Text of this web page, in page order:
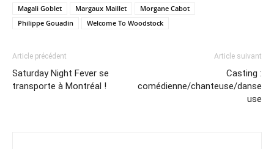
Magali Goblet
Margaux Maillet
Morgane Cabot
Philippe Gouadin
Welcome To Woodstock
Article précédent
Saturday Night Fever se
transporte à Montréal !
Article suivant
Casting :
comédienne/chanteuse/danse
use